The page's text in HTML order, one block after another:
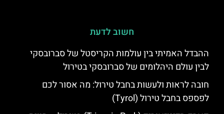
חשוב לדעת
ההבדל האמיתי בין עולמות הקריסטל של סברובסקי
לבין עולם היהלומים של סברובסקי בטירול
חובה לראות ולעשות בחבל טירול: מה אסור לכם
לפספס בחבל טירול (Tyrol)